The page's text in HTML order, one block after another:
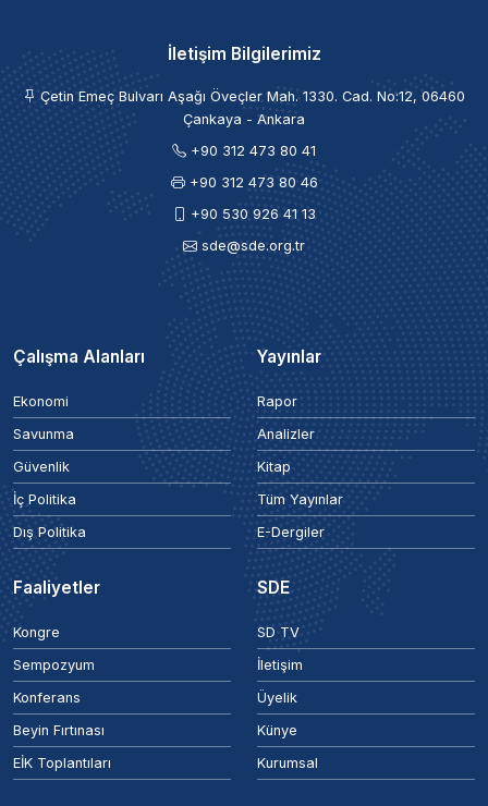
İletişim Bilgilerimiz
Çetin Emeç Bulvarı Aşağı Öveçler Mah. 1330. Cad. No:12, 06460
Çankaya - Ankara
+90 312 473 80 41
+90 312 473 80 46
+90 530 926 41 13
sde@sde.org.tr
Çalışma Alanları
Ekonomi
Savunma
Güvenlik
İç Politika
Dış Politika
Yayınlar
Rapor
Analizler
Kitap
Tüm Yayınlar
E-Dergiler
Faaliyetler
Kongre
Sempozyum
Konferans
Beyin Fırtınası
EİK Toplantıları
SDE
SD TV
İletişim
Üyelik
Künye
Kurumsal